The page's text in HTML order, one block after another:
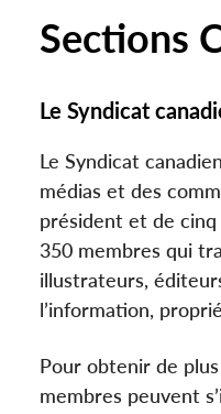
Sections
Le Syndicat
Le Syndicat
médias et des
président et de
350 membres qui
illustrateurs,
l’information,
Pour obtenir de
membres peuvent